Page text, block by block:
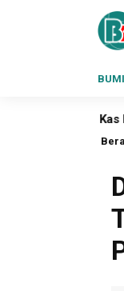
Kosong, Upah